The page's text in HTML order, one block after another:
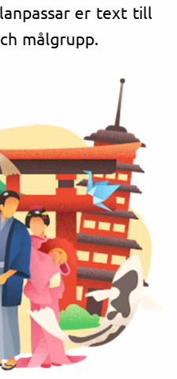
er text till
målgrupp.